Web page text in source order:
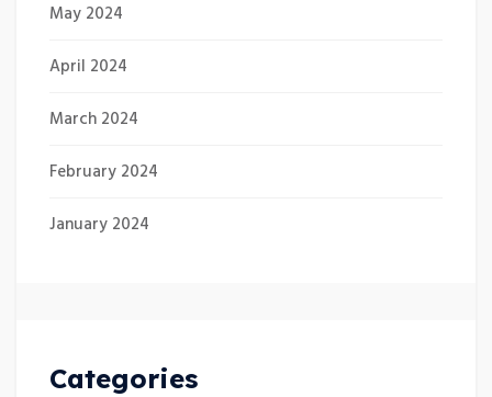
May 2024
April 2024
March 2024
February 2024
January 2024
Categories